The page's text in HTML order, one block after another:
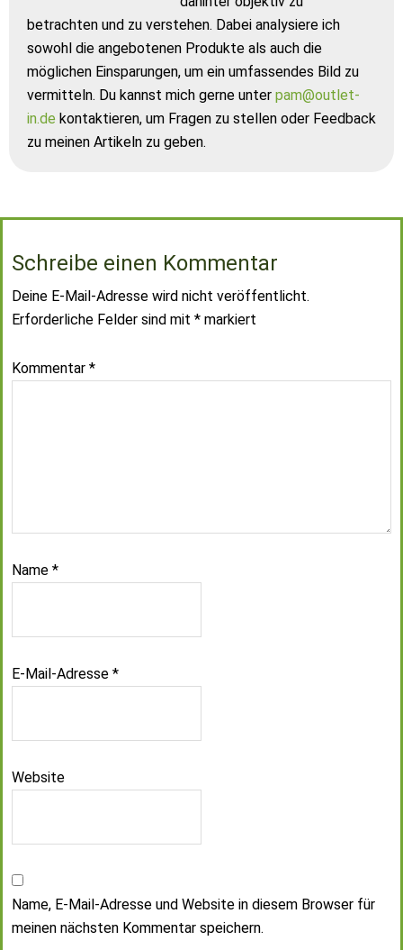
betrachten und zu verstehen. Dabei analysiere ich
sowohl die angebotenen Produkte als auch die
möglichen Einsparungen, um ein umfassendes Bild zu
vermitteln. Du kannst mich gerne unter pam@outlet-
in.de kontaktieren, um Fragen zu stellen oder Feedback
zu meinen Artikeln zu geben.
Schreibe einen Kommentar
Deine E-Mail-Adresse wird nicht veröffentlicht.
Erforderliche Felder sind mit * markiert
Kommentar *
Name *
E-Mail-Adresse *
Website
Name, E-Mail-Adresse und Website in diesem Browser für
meinen nächsten Kommentar speichern.